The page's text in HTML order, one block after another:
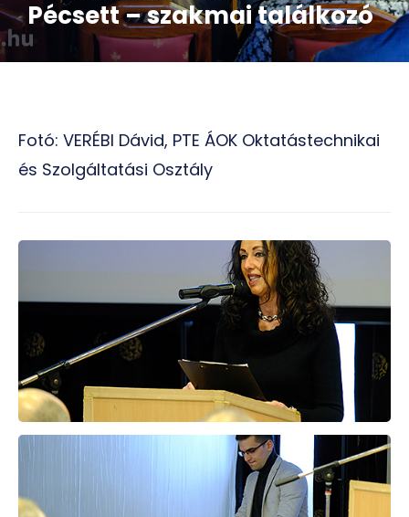
Pécsett – szakmai találkozó
Fotó: VERÉBI Dávid, PTE ÁOK Oktatástechnikai
és Szolgáltatási Osztály